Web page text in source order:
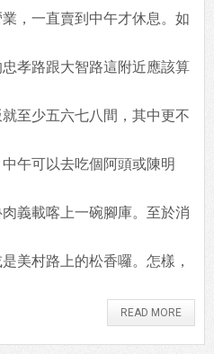
，一直賣到中午才休息。如
孝路跟大智路這附近應該算
至少五六七八間，其中更不
午可以去吃個阿頭或陳明
義載喀上一碗腳庫。至於消
美村路上的松香囉。怎樣，
READ MORE